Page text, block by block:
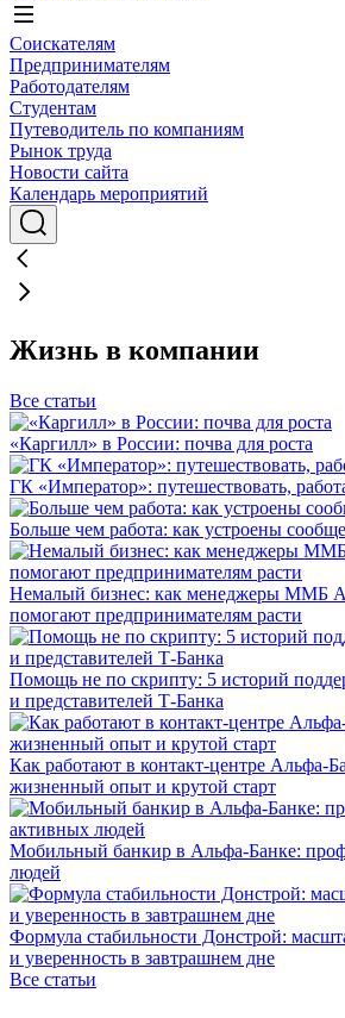
Соискателям
Предпринимателям
Работодателям
Студентам
Путеводитель по компаниям
Рынок труда
Новости сайта
Календарь мероприятий
Жизнь в компании
Все статьи
«Каргилл» в России: почва для роста
ГК «Император»: путешествовать,
Больше чем работа: как устроены
Немалый бизнес: как менеджеры ММБ
помогают предпринимателям расти
Помощь не по скрипту: 5 историй
и представителей Т-Банка
Как работают в контакт-центре Альфа-
жизненный опыт и крутой старт
Мобильный банкир в Альфа-Банке:
людей
Формула стабильности Донстрой:
и уверенность в завтрашнем дне
Все статьи